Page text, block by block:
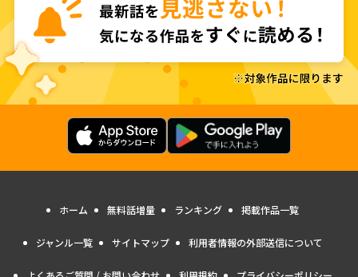
ホーム 無料話増量 ランキング 掲載作品一覧
ジャンル一覧 サイトマップ 利用者情報の外部送信について